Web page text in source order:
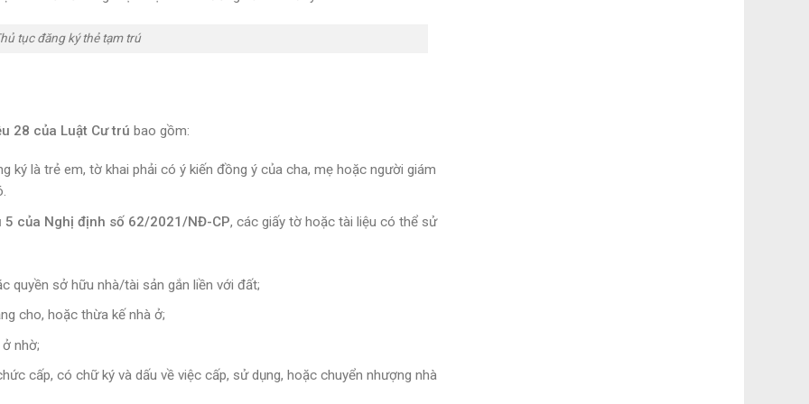
tục đăng ký thẻ tạm trú
28 của Luật Cư trú bao gồm:
ký là trẻ em, tờ khai phải có ý kiến đồng ý của cha, mẹ hoặc người giám
5 của Nghị định số 62/2021/NĐ-CP, các giấy tờ hoặc tài liệu có thể sử
quyền sở hữu nhà/tài sản gắn liền với đất;
cho, hoặc thừa kế nhà ở;
nhờ;
cấp, có chữ ký và dấu về việc cấp, sử dụng, hoặc chuyển nhượng nhà